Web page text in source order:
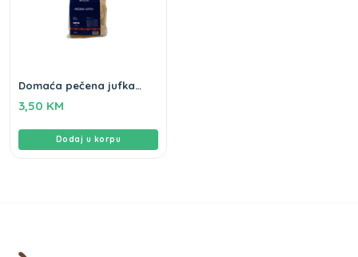
Domaća pečena jufka
3,50 KM
Dodaj u korpu